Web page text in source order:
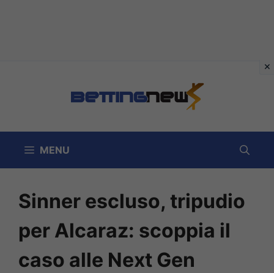
MENU
Sinner escluso, tripudio
per Alcaraz: scoppia il
caso alle Next Gen